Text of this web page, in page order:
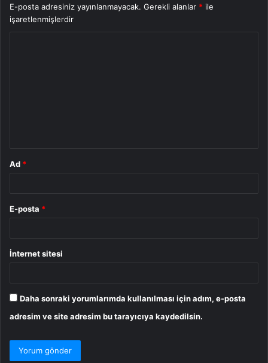
E-posta adresiniz yayınlanmayacak. Gerekli alanlar * ile
işaretlenmişlerdir
Ad *
E-posta *
İnternet sitesi
Daha sonraki yorumlarımda kullanılması için adım, e-posta
adresim ve site adresim bu tarayıcıya kaydedilsin.